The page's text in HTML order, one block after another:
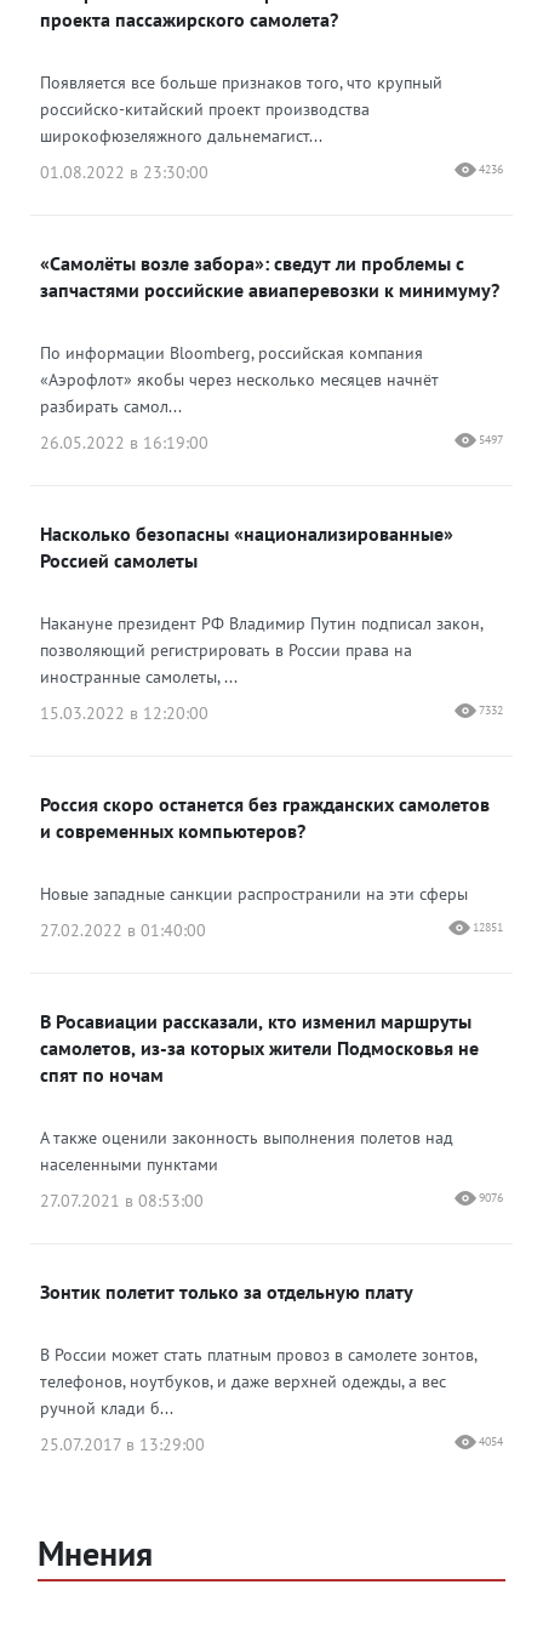
проекта пассажирского самолета?
Появляется все больше признаков того, что крупный
российско-китайский проект производства
широкофюзеляжного дальнемагист...
01.08.2022 в 23:30:00
4236
«Самолёты возле забора»: сведут ли проблемы с
запчастями российские авиаперевозки к минимуму?
По информации Bloomberg, российская компания
«Аэрофлот» якобы через несколько месяцев начнёт
разбирать самол...
26.05.2022 в 16:19:00
5497
Насколько безопасны «национализированные»
Россией самолеты
Накануне президент РФ Владимир Путин подписал закон,
позволяющий регистрировать в России права на
иностранные самолеты, ...
15.03.2022 в 12:20:00
7332
Россия скоро останется без гражданских самолетов
и современных компьютеров?
Новые западные санкции распространили на эти сферы
27.02.2022 в 01:40:00
12851
В Росавиации рассказали, кто изменил маршруты
самолетов, из-за которых жители Подмосковья не
спят по ночам
А также оценили законность выполнения полетов над
населенными пунктами
27.07.2021 в 08:53:00
9076
Зонтик полетит только за отдельную плату
В России может стать платным провоз в самолете зонтов,
телефонов, ноутбуков, и даже верхней одежды, а вес
ручной клади б...
25.07.2017 в 13:29:00
4054
Мнения